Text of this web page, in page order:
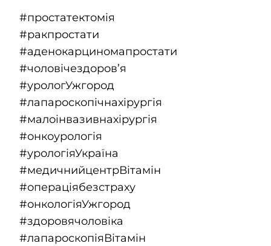
#простатектомія
#ракпростати
#аденокарциномапростати
#чоловічездоров’я
#урологУжгород
#лапароскопічнахірургія
#малоінвазивнахірургія
#онкоурологія
#урологіяУкраїна
#медичнийцентрВітамін
#операціябезстраху
#онкологіяУжгород
#здоровячоловіка
#лапароскопіяВітамін